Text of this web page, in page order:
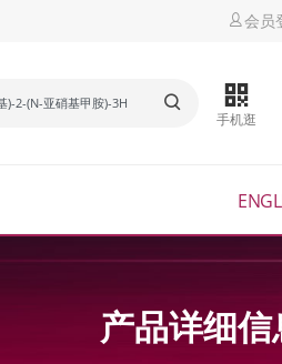
会员
手机逛
产品详细信